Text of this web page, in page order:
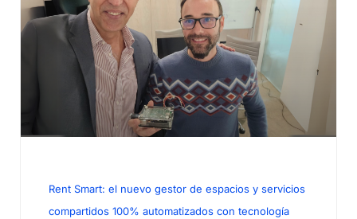
Rent Smart: el nuevo gestor de espacios y servicios
compartidos 100% automatizados con tecnología